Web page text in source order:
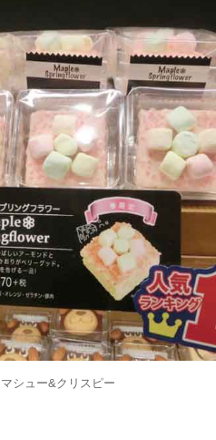
マシュー&クリスピー